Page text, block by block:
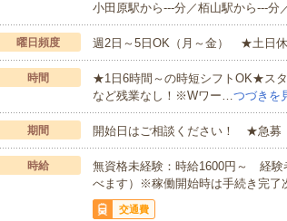
小田原駅から---分／栢山駅から---分
曜日頻度 週2日～5日OK（月～金） ★土日
時間
★1日6時間～の時短シフトOK★ス
など残業なし！※Wワー…つづきを
期間 開始日はご相談ください！ ★急募
時給
無資格未経験：時給1600円～ 経験
べます）※稼働開始時は手続き完了
交通費